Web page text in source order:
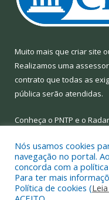
Muito mais que criar site
Realizamos uma
contrato que todas as
pública serão atendidas.
Conheça o PNTP e o
Todos os direitos
Nós usamos cookies
navegação no portal.
concorda com a
Para ter mais
Política de cookies (